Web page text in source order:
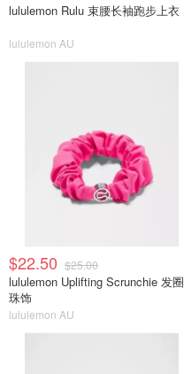
lululemon Rulu 束腰长袖跑步上衣
lululemon AU
$22.50 $25.00
lululemon Uplifting Scrunchie 发圈
珠饰
lululemon AU